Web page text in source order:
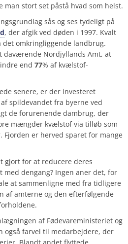
man stort set påstå hvad som helst.
sås og ses tydeligt på
, der afgik ved døden i 1997. Kvalt
omkringliggende landbrug.
daværende Nordjyllands Amt, at
end 77% af kvælstof-
senere, er der investeret
spildevandet fra byerne ved
de forurenende dambrug, der
mængder kvælstof via tilløb som
Fjorden er herved sparet for mange
gjort for at reducere deres
dengang? Ingen aner det, for
at sammenligne med fra tidligere
af amterne og den efterfølgende
af Fødevareministeriet og
også farvel til medarbejdere, der
Blandt andet flyttede